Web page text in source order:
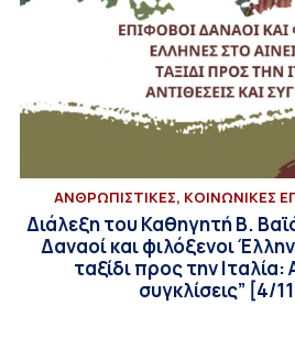
ΑΝΘΡΩΠΙΣΤΙΚΕΣ, ΚΟΙΝΩΝΙΚΕΣ
Διάλεξη του Καθηγητή Β.
Δαναοί και φιλόξενοι
ταξίδι προς την Ιταλία:
συγκλίσεις” [4/